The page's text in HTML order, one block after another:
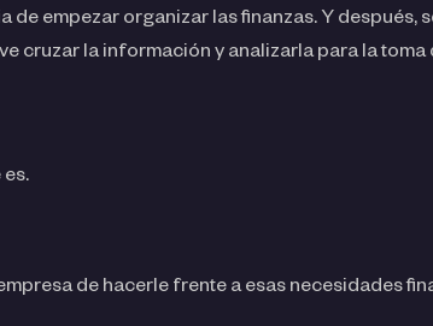
empezar organizar las finanzas. Y después,
cruzar la información y analizarla para la toma
de hacerle frente a esas necesidades